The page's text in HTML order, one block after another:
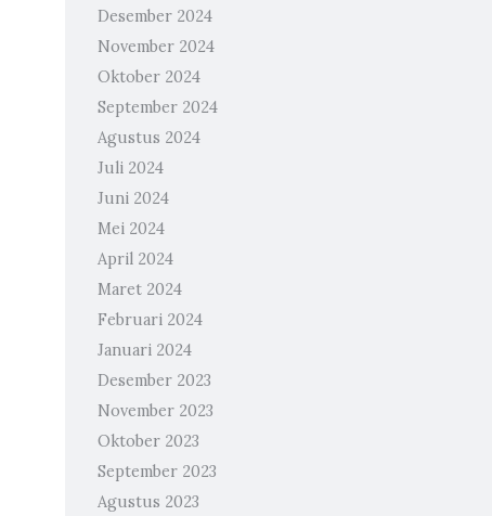
Desember 2024
November 2024
Oktober 2024
September 2024
Agustus 2024
Juli 2024
Juni 2024
Mei 2024
April 2024
Maret 2024
Februari 2024
Januari 2024
Desember 2023
November 2023
Oktober 2023
September 2023
Agustus 2023